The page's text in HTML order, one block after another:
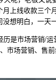
上线收款三
想明白，一天
是市场营销/
市场营销、售